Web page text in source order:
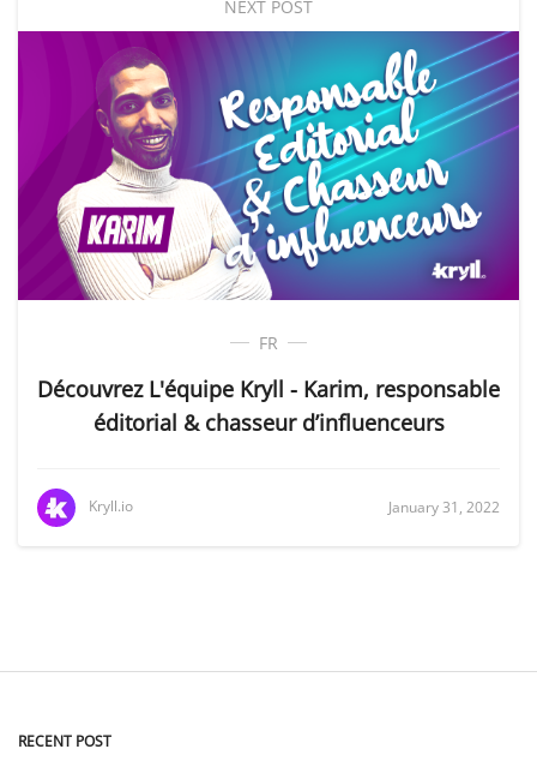
NEXT POST
FR
Découvrez L'équipe Kryll - Karim, responsable
éditorial & chasseur d’influenceurs
Kryll.io January 31, 2022
RECENT POST